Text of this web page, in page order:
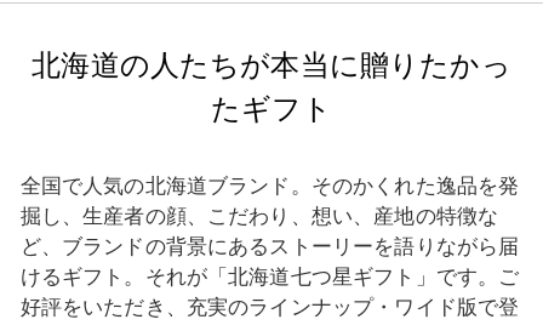
北海道の人たちが本当に贈りたかっ
たギフト
全国で人気の北海道ブランド。そのかくれた逸品を発
掘し、生産者の顔、こだわり、想い、産地の特徴な
ど、ブランドの背景にあるストーリーを語りながら届
けるギフト。それが「北海道七つ星ギフト」です。ご
好評をいただき、充実のラインナップ・ワイド版で登